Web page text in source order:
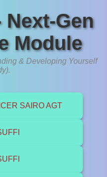
Next-Gen
Module
& Developing Yourself
SAIRO AGT